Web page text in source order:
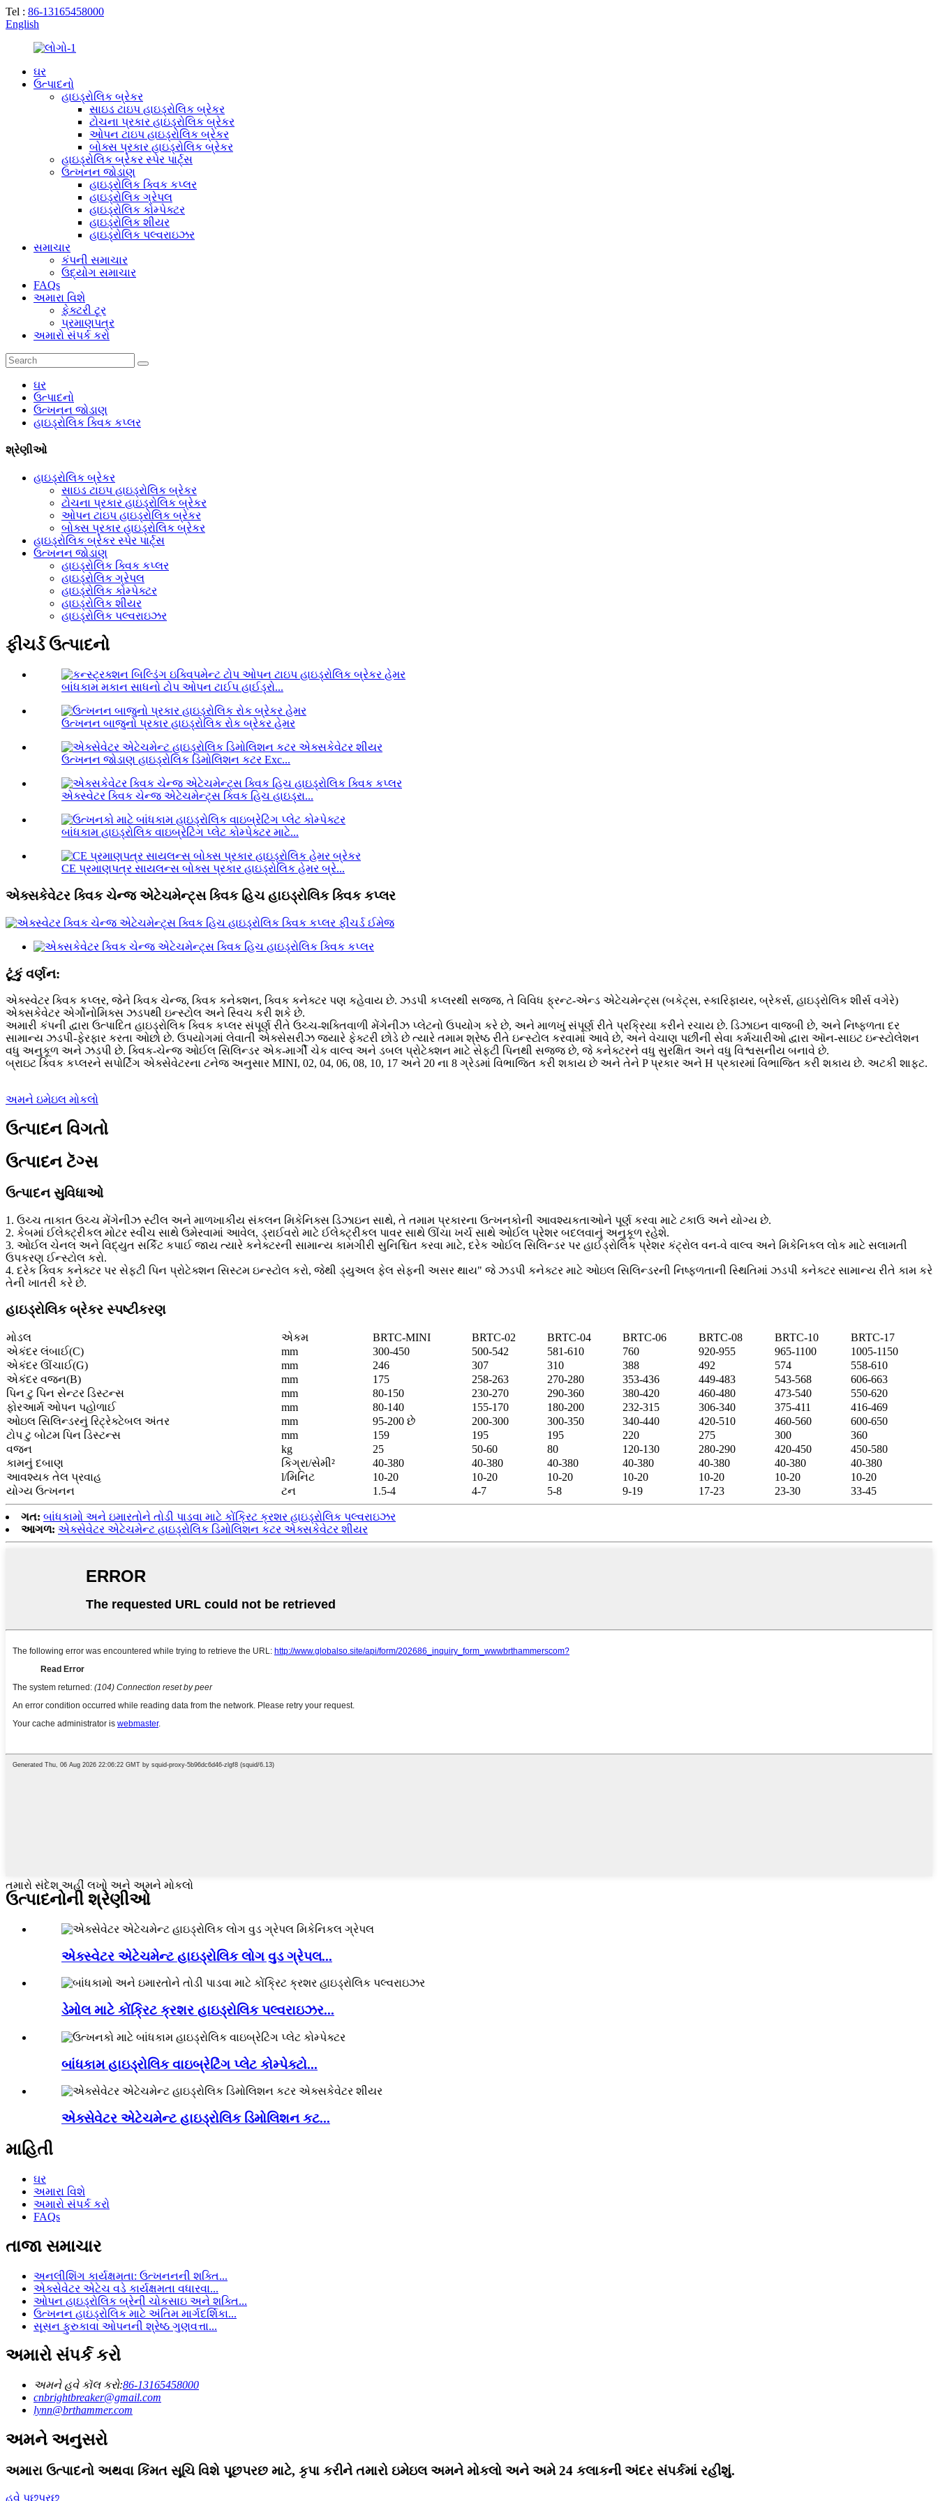
Tel : 86-13165458000
English
ઘર
ઉત્પાદનો
હાઇડ્રોલિક બ્રેકર
સાઇડ ટાઇપ હાઇડ્રોલિક બ્રેકર
ટોચના પ્રકાર હાઇડ્રોલિક બ્રેકર
ઓપન ટાઇપ હાઇડ્રોલિક બ્રેકર
બોક્સ પ્રકાર હાઇડ્રોલિક બ્રેકર
હાઇડ્રોલિક બ્રેકર સ્પેર પાર્ટ્સ
ઉત્ખનન જોડાણ
હાઇડ્રોલિક ક્વિક કપ્લર
હાઇડ્રોલિક ગ્રેપલ
હાઇડ્રોલિક કોમ્પેક્ટર
હાઇડ્રોલિક શીયર
હાઇડ્રોલિક પલ્વરાઇઝર
સમાચાર
કંપની સમાચાર
ઉદ્યોગ સમાચાર
FAQs
અમારા વિશે
ફેક્ટરી ટૂર
પ્રમાણપત્ર
અમારો સંપર્ક કરો
ઘર
ઉત્પાદનો
ઉત્ખનન જોડાણ
હાઇડ્રોલિક ક્વિક કપ્લર
શ્રેણીઓ
હાઇડ્રોલિક બ્રેકર
સાઇડ ટાઇપ હાઇડ્રોલિક બ્રેકર
ટોચના પ્રકાર હાઇડ્રોલિક બ્રેકર
ઓપન ટાઇપ હાઇડ્રોલિક બ્રેકર
બોક્સ પ્રકાર હાઇડ્રોલિક બ્રેકર
હાઇડ્રોલિક બ્રેકર સ્પેર પાર્ટ્સ
ઉત્ખનન જોડાણ
હાઇડ્રોલિક ક્વિક કપ્લર
હાઇડ્રોલિક ગ્રેપલ
હાઇડ્રોલિક કોમ્પેક્ટર
હાઇડ્રોલિક શીયર
હાઇડ્રોલિક પલ્વરાઇઝર
ફીચર્ડ ઉત્પાદનો
બાંધકામ મકાન સાધનો ટોપ ઓપન ટાઈપ હાઈડ્રો...
ઉત્ખનન બાજુનો પ્રકાર હાઇડ્રોલિક રોક બ્રેકર હેમર
ઉત્ખનન જોડાણ હાઇડ્રોલિક ડિમોલિશન કટર Exc...
એક્સ્વેટર ક્વિક ચેન્જ એટેચમેન્ટ્સ ક્વિક હિચ હાઇડ્રા...
બાંધકામ હાઇડ્રોલિક વાઇબ્રેટિંગ પ્લેટ કોમ્પેક્ટર માટે...
CE પ્રમાણપત્ર સાયલન્સ બોક્સ પ્રકાર હાઇડ્રોલિક હેમર બ્રે...
એક્સકેવેટર ક્વિક ચેન્જ એટેચમેન્ટ્સ ક્વિક હિચ હાઇડ્રોલિક ક્વિક કપ્લર
ટૂંકું વર્ણન:
એક્સ્વેટર ક્વિક કપ્લર, જેને ક્વિક ચેન્જ, ક્વિક કનેક્શન, ક્વિક કનેક્ટર પણ કહેવાય છે. ઝડપી કપ્લરથી સજ્જ, તે વિવિધ ફ્રન્ટ-એન્ડ એટેચમેન્ટ્સ (બકેટ્સ, સ્કારિફાયર, બ્રેકર્સ, હાઇડ્રોલિક શીર્સ વગેરે)
એક્સકેવેટર એર્ગોનોમિક્સ ઝડપથી ઇન્સ્ટોલ અને સ્વિચ કરી શકે છે.
અમારી કંપની દ્વારા ઉત્પાદિત હાઇડ્રોલિક ક્વિક કપ્લર સંપૂર્ણ રીતે ઉચ્ચ-શક્તિવાળી મેંગેનીઝ પ્લેટનો ઉપયોગ કરે છે, અને માળખું સંપૂર્ણ રીતે પ્રક્રિયા કરીને રચાય છે. ડિઝાઇન વાજબી છે, અને નિષ્ફળતા દર
સામાન્ય ઝડપી-ફેરફાર કરતા ઓછો છે. ઉપયોગમાં લેવાતી એક્સેસરીઝ જ્યારે ફેક્ટરી છોડે છે ત્યારે તમામ શ્રેષ્ઠ રીતે ઇન્સ્ટોલ કરવામાં આવે છે, અને વેચાણ પછીની સેવા કર્મચારીઓ દ્વારા ઑન-સાઇટ ઇન્સ્ટોલેશન
વધુ અનુકૂળ અને ઝડપી છે. ક્વિક-ચેન્જ ઓઈલ સિલિન્ડર એક-માર્ગી ચેક વાલ્વ અને ડબલ પ્રોટેક્શન માટે સેફ્ટી પિનથી સજ્જ છે, જે કનેક્ટરને વધુ સુરક્ષિત અને વધુ વિશ્વસનીય બનાવે છે.
બ્રાઇટ ક્વિક કપ્લરને સપોર્ટિંગ એક્સેવેટરના ટનેજ અનુસાર MINI, 02, 04, 06, 08, 10, 17 અને 20 ના 8 ગ્રેડમાં વિભાજિત કરી શકાય છે અને તેને P પ્રકાર અને H પ્રકારમાં વિભાજિત કરી શકાય છે. અટકી શાફ્ટ.
અમને ઇમેઇલ મોકલો
ઉત્પાદન વિગતો
ઉત્પાદન ટૅગ્સ
ઉત્પાદન સુવિધાઓ
1. ઉચ્ચ તાકાત ઉચ્ચ મેંગેનીઝ સ્ટીલ અને માળખાકીય સંકલન મિકેનિક્સ ડિઝાઇન સાથે, તે તમામ પ્રકારના ઉત્ખનકોની આવશ્યકતાઓને પૂર્ણ કરવા માટે ટકાઉ અને યોગ્ય છે.
2. કેબમાં ઈલેક્ટ્રીકલ મોટર સ્વીચ સાથે ઉમેરવામાં આવેલ, ડ્રાઈવરો માટે ઈલેક્ટ્રીકલ પાવર સાથે ઊંચા ખર્ચ સાથે ઓઈલ પ્રેશર બદલવાનું અનુકૂળ રહેશે.
3. ઓઈલ ચેનલ અને વિદ્યુત સર્કિટ કપાઈ જાય ત્યારે કનેક્ટરની સામાન્ય કામગીરી સુનિશ્ચિત કરવા માટે, દરેક ઓઈલ સિલિન્ડર પર હાઈડ્રોલિક પ્રેશર કંટ્રોલ વન-વે વાલ્વ અને મિકેનિકલ લોક માટે સલામતી
ઉપકરણ ઈન્સ્ટોલ કરો.
4. દરેક ક્વિક કનેક્ટર પર સેફ્ટી પિન પ્રોટેક્શન સિસ્ટમ ઇન્સ્ટોલ કરો, જેથી ડ્યુઅલ ફેલ સેફની અસર થાય" જે ઝડપી કનેક્ટર માટે ઓઇલ સિલિન્ડરની નિષ્ફળતાની સ્થિતિમાં ઝડપી કનેક્ટર સામાન્ય રીતે કામ કરે
તેની ખાતરી કરે છે.
હાઇડ્રોલિક બ્રેકર સ્પષ્ટીકરણ
મોડલ એકમ BRTC-MINI BRTC-02 BRTC-04 BRTC-06 BRTC-08 BRTC-10
BRTC-17
એકંદર લંબાઈ(C)
mm 300-450 500-542 581-610 760 920-955 965-1100
1005-1150
એકંદર ઊંચાઈ(G)
mm 246 307 310 388 492 574
558-610
એકંદર વજન(B)
mm 175 258-263 270-280 353-436 449-483 543-568
606-663
પિન ટુ પિન સેન્ટર ડિસ્ટન્સ
mm 80-150 230-270 290-360 380-420 460-480 473-540
550-620
ફોરઆર્મ ઓપન પહોળાઈ
mm 80-140 155-170 180-200 232-315 306-340 375-411
416-469
ઓઇલ સિલિન્ડરનું રિટ્રેક્ટેબલ અંતર
mm 95-200 છે 200-300 300-350 340-440 420-510 460-560
600-650
ટોપ ટુ બોટમ પિન ડિસ્ટન્સ
mm 159 195 195 220 275 300
360
વજન
kg 25 50-60 80 120-130 280-290 420-450
450-580
કામનું દબાણ
કિગ્રા/સેમી² 40-380 40-380 40-380 40-380 40-380 40-380
40-380
આવશ્યક તેલ પ્રવાહ
l/મિનિટ 10-20 10-20 10-20 10-20 10-20 10-20
10-20
યોગ્ય ઉત્ખનન
ટન 1.5-4 4-7 5-8 9-19 17-23 23-30 33-45
ગત: બાંધકામો અને ઇમારતોને તોડી પાડવા માટે કોંક્રિટ ક્રશર હાઇડ્રોલિક પલ્વરાઇઝર
આગળ: એક્સેવેટર એટેચમેન્ટ હાઇડ્રોલિક ડિમોલિશન કટર એક્સકેવેટર શીયર
તમારો સંદેશ અહીં લખો અને અમને મોકલો
ઉત્પાદનોની શ્રેણીઓ
એક્સ્વેટર એટેચમેન્ટ હાઇડ્રોલિક લોગ વુડ ગ્રેપલ...
ડેમોલ માટે કોંક્રિટ ક્રશર હાઇડ્રોલિક પલ્વરાઇઝર...
બાંધકામ હાઇડ્રોલિક વાઇબ્રેટિંગ પ્લેટ કોમ્પેક્ટો...
એક્સેવેટર એટેચમેન્ટ હાઇડ્રોલિક ડિમોલિશન કટ...
માહિતી
ઘર
અમારા વિશે
અમારો સંપર્ક કરો
FAQs
તાજા સમાચાર
અનલીશિંગ કાર્યક્ષમતા: ઉત્ખનનની શક્તિ...
એક્સેવેટર એટેચ વડે કાર્યક્ષમતા વધારવા...
ઓપન હાઇડ્રોલિક બ્રેની ચોકસાઇ અને શક્તિ...
ઉત્ખનન હાઇડ્રોલિક માટે અંતિમ માર્ગદર્શિકા...
સૂસન ફુરુકાવા ઓપનની શ્રેષ્ઠ ગુણવત્તા...
અમારો સંપર્ક કરો
અમને હવે કૉલ કરો:86-13165458000
cnbrightbreaker@gmail.com
lynn@brthammer.com
અમને અનુસરો
અમારા ઉત્પાદનો અથવા કિંમત સૂચિ વિશે પૂછપરછ માટે, કૃપા કરીને તમારો ઇમેઇલ અમને મોકલો અને અમે 24 કલાકની અંદર સંપર્કમાં રહીશું.
હવે પૂછપરછ